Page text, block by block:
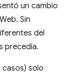
un cambio
Sin
del
precedía.
casos) solo